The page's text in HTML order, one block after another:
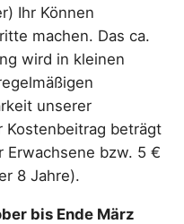
Ihr Können
machen. Das ca.
wird in kleinen
unserer
Kostenbeitrag beträgt
Erwachsene bzw. 5 €
8 Jahre).
bis Ende März